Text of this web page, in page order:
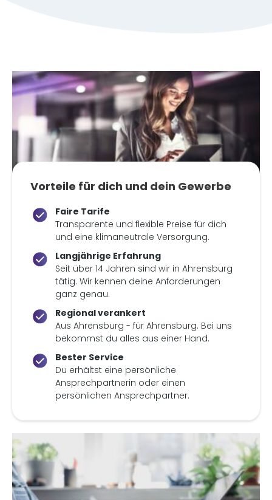
Vorteile für dich und dein Gewerbe
Faire Tarife
Transparente und flexible Preise für dich
und eine klimaneutrale Versorgung.
Langjährige Erfahrung
Seit über 14 Jahren sind wir in Ahrensburg
tätig. Wir kennen deine Anforderungen
ganz genau.
Regional verankert
Aus Ahrensburg - für Ahrensburg. Bei uns
bekommst du alles aus einer Hand.
Bester Service
Du erhältst eine persönliche
Ansprechpartnerin oder einen
persönlichen Ansprechpartner.